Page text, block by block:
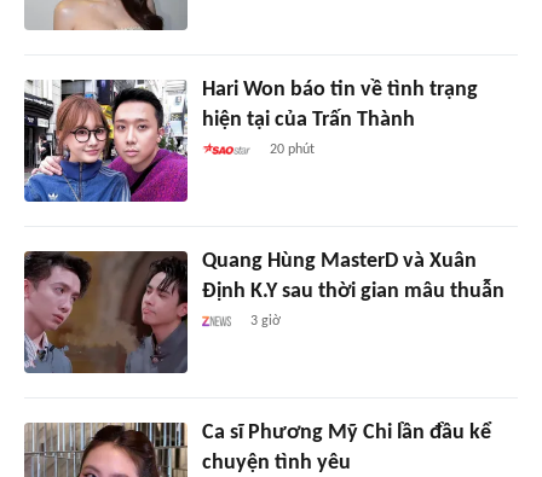
Hari Won báo tin về tình trạng
hiện tại của Trấn Thành
20 phút
Quang Hùng MasterD và Xuân
Định K.Y sau thời gian mâu thuẫn
3 giờ
Ca sĩ Phương Mỹ Chi lần đầu kể
chuyện tình yêu